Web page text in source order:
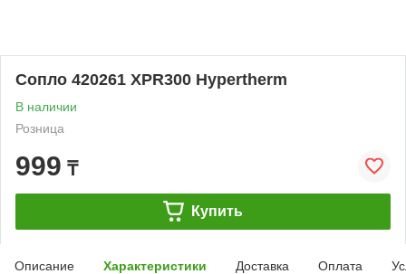
Сопло 420261 XPR300 Hypertherm
В наличии
Розница
999 ₸
Купить
Описание Характеристики Доставка Оплата